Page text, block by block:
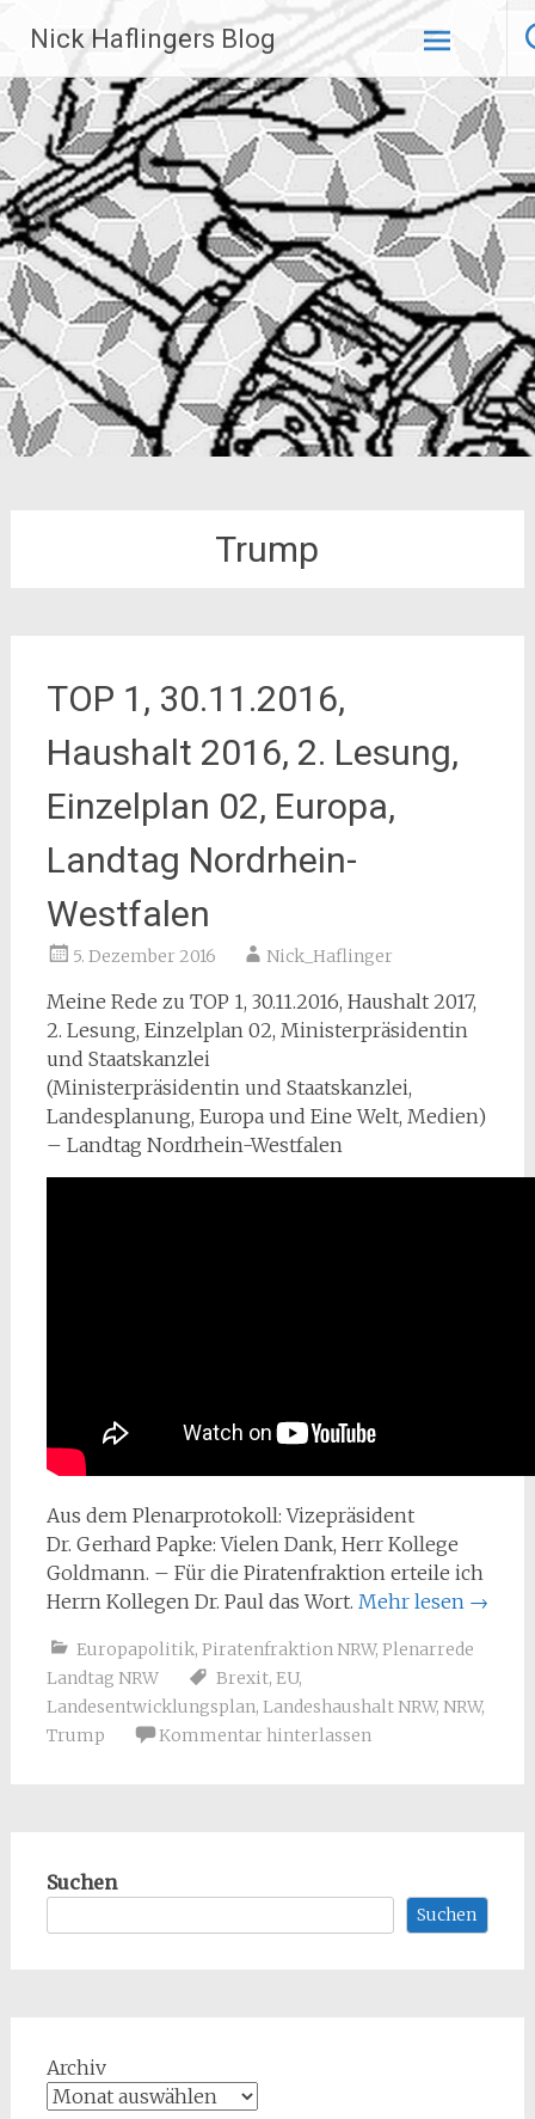
Inhalt
springen
Nick Haflingers Blog
Trump
TOP 1, 30.11.2016,
Haushalt 2016, 2. Lesung,
Einzelplan 02, Europa,
Landtag Nordrhein-
Westfalen
5. Dezember 2016 Nick_Haflinger
Meine Rede zu TOP 1, 30.11.2016, Haushalt 2017,
2. Lesung, Einzelplan 02, Ministerpräsidentin
und Staatskanzlei
(Ministerpräsidentin und Staatskanzlei,
Landesplanung, Europa und Eine Welt, Medien)
– Landtag Nordrhein-Westfalen
Aus dem Plenarprotokoll: Vizepräsident
Dr. Gerhard Papke: Vielen Dank, Herr Kollege
Goldmann. – Für die Piratenfraktion erteile ich
Herrn Kollegen Dr. Paul das Wort. Mehr lesen →
Europapolitik, Piratenfraktion NRW, Plenarrede
Landtag NRW
Brexit, EU,
Landesentwicklungsplan, Landeshaushalt NRW, NRW,
Trump
Kommentar hinterlassen
Suchen
Suchen
Archiv